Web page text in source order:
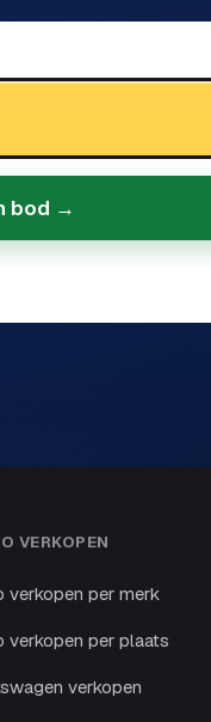
bod →
VERKOPEN
verkopen per merk
verkopen per plaats
verkopen